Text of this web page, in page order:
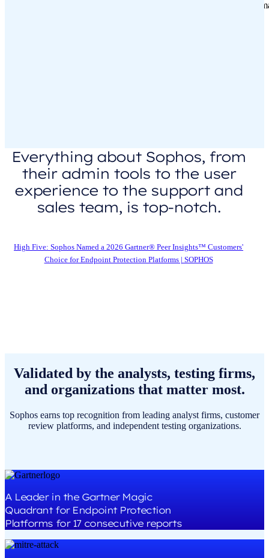
Everything about Sophos, from
their admin tools to the user
experience to the support and
sales team, is top-notch.
High Five: Sophos Named a 2026 Gartner® Peer Insights™ Customers'
Choice for Endpoint Protection Platforms | SOPHOS
Validated by the analysts, testing firms,
and organizations that matter most.
Sophos earns top recognition from leading analyst firms, customer
review platforms, and independent testing organizations.
A Leader in the Gartner Magic
Quadrant for Endpoint Protection
Platforms for 17 consecutive reports